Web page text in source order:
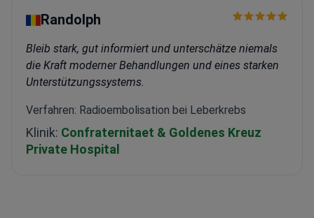
Randolph
Bleib stark, gut informiert und unterschätze niemals
die Kraft moderner Behandlungen und eines starken
Unterstützungssystems.
Verfahren: Radioembolisation bei Leberkrebs
Klinik: Confraternitaet & Goldenes Kreuz
Private Hospital